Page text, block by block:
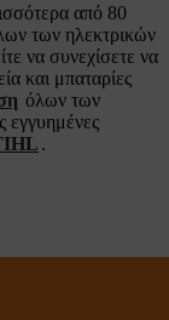
από 80
των ηλεκτρικών
να συνεχίσετε να
και μπαταρίες
όλων των
εγγυημένες
.